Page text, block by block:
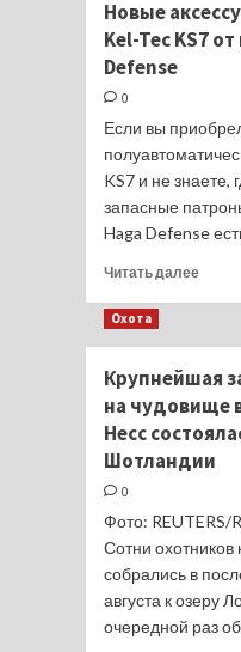
хотят
для
Новые
Kel-Tec KS7
Defense
0
Если вы
KS7 и не знаете,
запасные
Haga Defense
Читать далее
для
ружья
Kel-
KS7
Haga
Охота
Крупнейшая
на чудовище
Несс
Шотландии
0
Фото: REUTERS/
Сотни охотников
собрались в
августа к озеру
очередной раз